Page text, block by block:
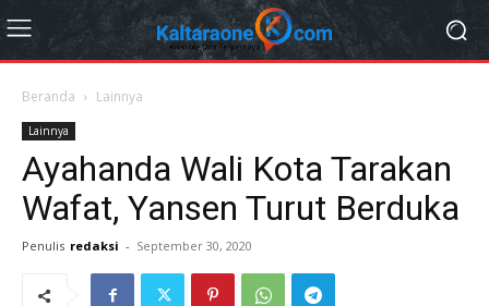
Beranda Lainnya
Lainnya
Ayahanda Wali Kota Tarakan
Wafat, Yansen Turut Berduka
Penulis redaksi - September 30, 2020